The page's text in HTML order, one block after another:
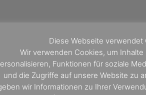
Diese Webseite verwendet
Wir verwenden Cookies, um
Funktionen für soziale
und die Zugriffe auf unsere Website zu
wir Informationen zu Ihrer